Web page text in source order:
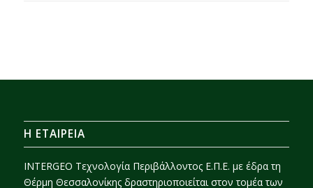
H ΕΤΑΙΡΕΙΑ
INTERGEO Τεχνολογία Περιβάλλοντος Ε.Π.Ε. με έδρα τη
Θέρμη Θεσσαλονίκης δραστηριοποιείται στον τομέα των